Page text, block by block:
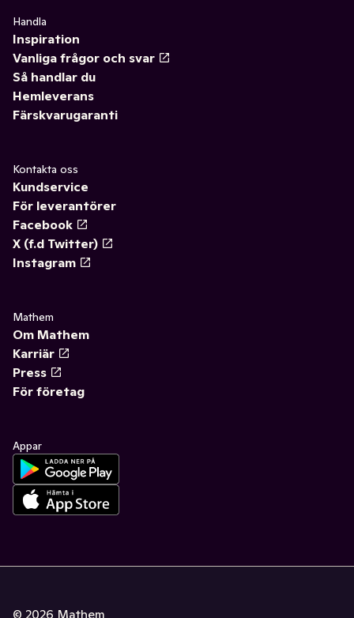
Handla
Inspiration
Vanliga frågor och svar
Så handlar du
Hemleverans
Färskvarugaranti
Kontakta oss
Kundservice
För leverantörer
Facebook
X (f.d Twitter)
Instagram
Mathem
Om Mathem
Karriär
Press
För företag
Appar
© 2026 Mathem